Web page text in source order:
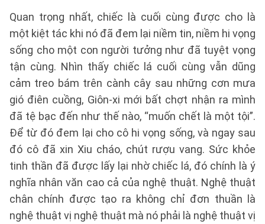
Quan trọng nhất, chiếc là cuối cùng được cho là
một kiệt tác khi nó đã đem lại niềm tin, niềm hi vọng
sống cho một con người tưởng như đã tuyệt vọng
tận cùng. Nhìn thấy chiếc lá cuối cùng vẫn dũng
cảm treo bám trên cành cây sau những cơn mưa
gió điên cuồng, Giôn-xi mới bất chợt nhận ra mình
đã tệ bạc đến như thế nào, “muốn chết là một tội”.
Để từ đó đem lại cho cô hi vọng sống, và ngay sau
đó cô đã xin Xiu cháo, chút rượu vang. Sức khỏe
tinh thần đã được lấy lại nhờ chiếc lá, đó chính là ý
nghĩa nhân văn cao cả của nghệ thuật. Nghệ thuật
chân chính được tạo ra không chỉ đơn thuần là
nghệ thuật vị nghệ thuật mà nó phải là nghệ thuật vị